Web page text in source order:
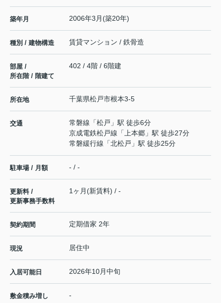
築年月 2006年3月(築20年)
種別 / 建物構造 賃貸マンション / 鉄骨造
部屋 /
所在階 / 階建て
402 / 4階 / 6階建
所在地 千葉県松戸市根本3-5
交通 常磐線 「松戸 」駅 徒歩6分
京成電鉄松戸線 「 上本郷 」駅 徒歩27分
常磐緩行線 「北松戸 」駅 徒歩25分
駐車場 / 月額 - / -
更新料 /
更新事務手数料
1ヶ月(新賃料) / -
契約期間 定期借家 2年
現況 居住中
入居可能日 2026年10月中旬
敷金積み増し -